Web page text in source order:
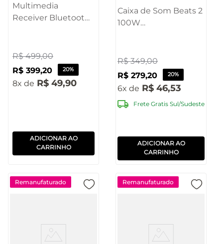
Multimedia
Receiver Bluetooth
Tela Android e iOS -
PS01MMOUT
[Reembalado]
R$ 499,00
R$ 399,20 20%
8 R$ 49,90
ADICIONAR AO
CARRINHO
Caixa de Som Beats 2
100W
[Reembalado]
R$ 349,00
R$ 279,20 20%
6 R$ 46,53
Frete Gratis Sul/Sudeste
ADICIONAR AO
CARRINHO
Remanufaturado Remanufaturado